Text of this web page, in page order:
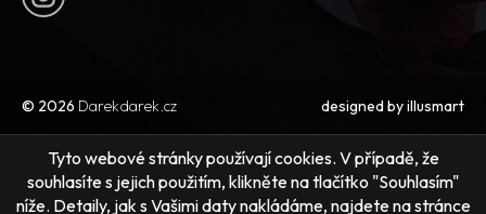
© 2026 Darekdarek.cz designed byillusmart
Tyto webové stránky používají cookies. V případě, že
souhlasíte s jejich použitím, klikněte na tlačítko "Souhlasím"
níže. Detaily, jak s Vašimi daty nakládáme, najdete na stránce